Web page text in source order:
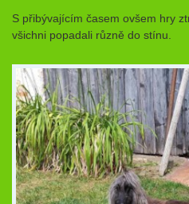
S přibývajícím časem ovšem hry
všichni popadali různě do stínu.